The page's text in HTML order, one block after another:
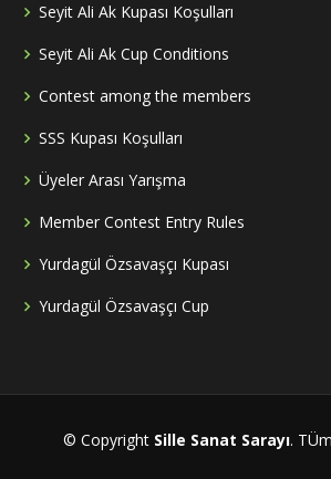
Seyit Ali Ak Kupası Koşulları
Seyit Ali Ak Cup Conditions
Contest among the members
SSS Kupası Koşulları
Üyeler Arası Yarışma
Member Contest Entry Rules
Yurdagül Özsavaşçı Kupası
Yurdagül Özsavaşçı Cup
© Copyright Sille Sanat Sarayı.